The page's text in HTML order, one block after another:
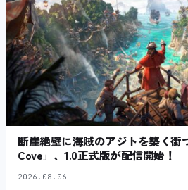
断崖絶壁に海賊のアジトを築く街
Cove」、1.0正式版が配信開始！
2026.08.06